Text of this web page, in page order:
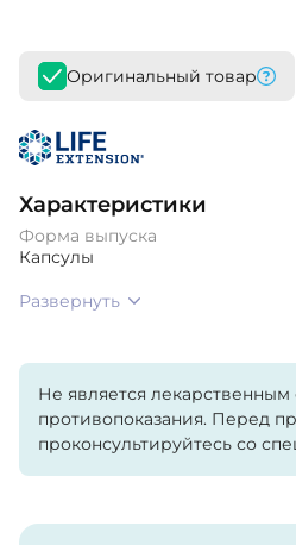
Оригинальный товар
Характеристики
Форма выпуска
Капсулы
Развернуть
Не является
противопоказания. Перед
проконсультируйтесь со